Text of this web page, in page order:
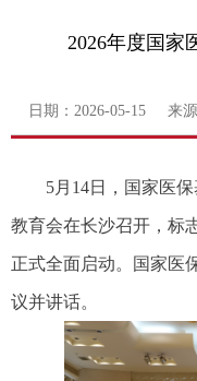
2026年度国家
日期：2026-05-15 来
5月14日，国家医
教育会在长沙召开，标
正式全面启动。国家医
议并讲话。